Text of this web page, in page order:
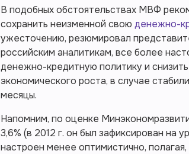
В подобных обстоятельствах МВФ
сохранить неизменной свою денежно-
ужесточению, резюмировал
российским аналитикам, все более
денежно-кредитную политику и снизить
экономического роста, в случае
месяцы.
Напомним, по оценке
3,6% (в 2012 г. он был зафиксирован на
настроен менее оптимистично,